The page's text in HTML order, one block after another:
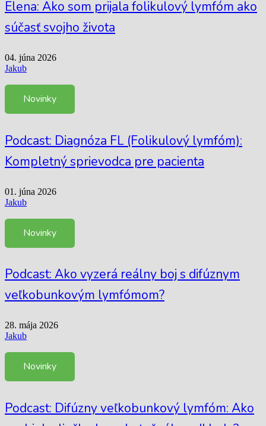
Elena: Ako som prijala folikulový lymfóm ako
súčasť svojho života
04. júna 2026
Jakub
Novinky
Podcast: Diagnóza FL (Folikulový lymfóm):
Kompletný sprievodca pre pacienta
01. júna 2026
Jakub
Novinky
Podcast: Ako vyzerá reálny boj s difúznym
veľkobunkovým lymfómom?
28. mája 2026
Jakub
Novinky
Podcast: Difúzny veľkobunkový lymfóm: Ako